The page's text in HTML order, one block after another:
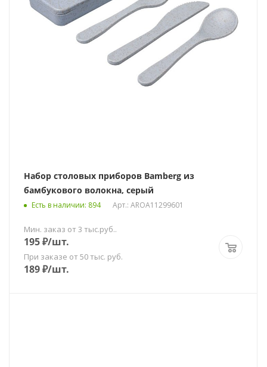
Набор столовых приборов Bamberg из
бамбукового волокна, серый
Есть в наличии: 894 Арт.: AROA11299601
Мин. заказ от 3 тыс.руб..
195₽/шт.
При заказе от 50 тыс. руб.
189₽/шт.